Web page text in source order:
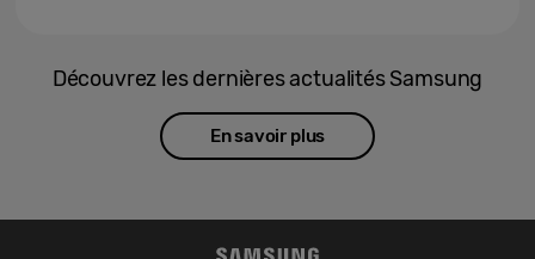
Découvrez les dernières actualités Samsung
En savoir plus